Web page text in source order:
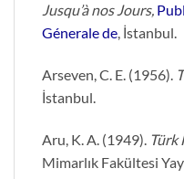
Jusqu’à nos Jours,
Génerale de, İstanbul.
Arseven, C. E. (1956).
İstanbul.
Aru, K. A. (1949). Türk
Mimarlık Fakültesi